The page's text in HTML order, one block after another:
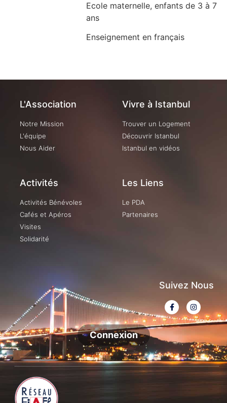
Ecole maternelle, enfants de 3 à 7
ans
Enseignement en français
L'Association
Notre Mission
L'équipe
Nous Aider
Vivre à Istanbul
Trouver un Logement
Découvrir Istanbul
Istanbul en vidéos
Activités
Activités Bénévoles
Cafés et Apéros
Visites
Solidarité
Les Liens
Le PDA
Partenaires
Suivez Nous
Connexion